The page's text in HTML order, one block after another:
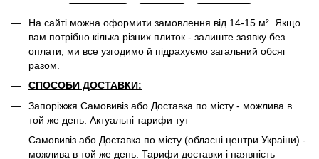
На сайті можна оформити замовлення від 14-15 м². Якщо
вам потрібно кілька різних плиток - залиште заявку без
оплати, ми все узгодимо й підрахуємо загальний обсяг
разом.
СПОСОБИ ДОСТАВКИ:
Запоріжжя Самовивіз або Доставка по місту - можлива в
той же день. Актуальні тарифи тут
Самовивіз або Доставка по місту (обласні центри Украіни) -
можлива в той же день. Тарифи доставки і наявність